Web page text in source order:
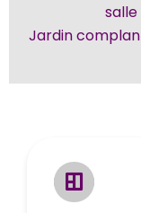
salle
Jardin